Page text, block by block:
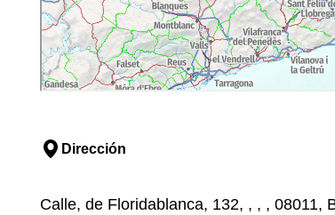
Dirección
Calle, de Floridablanca, 132, , , , 08011,